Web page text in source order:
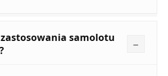
zastosowania samolotu